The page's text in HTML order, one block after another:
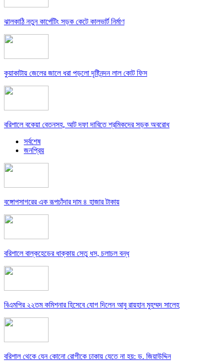
ঝালকাঠি নতুন কার্পেটিং সড়ক কেটে কালভার্ট নির্মাণ
কুয়াকাটায় জেলের জালে ধরা পড়লো দৃষ্টিনন্দন লাল কোট ফিস
বরিশালে বকেয়া বেতনসহ, আট দফা দাবিতে শ্রমিকদের সড়ক অবরোধ
সর্বশেষ
জনপ্রিয়
বঙ্গোপসাগরের এক রূপচাঁদার দাম ৪ হাজার টাকায়
বরিশালে বাল্কহেডের ধাক্কায় সেতু ধস, চলাচল বন্ধ
বিএমপির ২২তম কমিশনার হিসেবে যোগ দিলেন আবু রায়হান মুহম্মদ সালেহ
বরিশাল থেকে যেন কোনো রোগীকে ঢাকায় যেতে না হয়: ড. জিয়াউদ্দিন